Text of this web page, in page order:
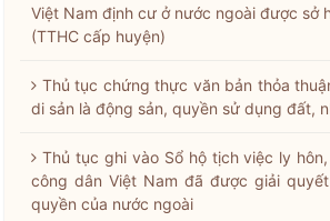
Việt Nam định cư ở nước ngoài được sở
(TTHC cấp huyện)
Thủ tục chứng thực văn bản thỏa
di sản là động sản, quyền sử dụng đất,
Thủ tục ghi vào Sổ hộ tịch việc ly
công dân Việt Nam đã được giải
quyền của nước ngoài